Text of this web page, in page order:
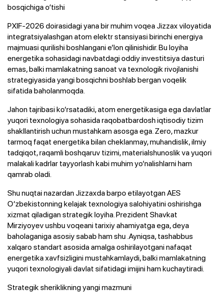
bosqichiga o‘tishi
PXIF-2026 doirasidagi yana bir muhim voqea Jizzax viloyatida
integratsiyalashgan atom elektr stansiyasi birinchi energiya
majmuasi qurilishi boshlangani e’lon qilinishidir. Bu loyiha
energetika sohasidagi navbatdagi oddiy investitsiya dasturi
emas, balki mamlakatning sanoat va texnologik rivojlanishi
strategiyasida yangi bosqichni boshlab bergan voqelik
sifatida baholanmoqda.
Jahon tajribasi ko‘rsatadiki, atom energetikasiga ega davlatlar
yuqori texnologiya sohasida raqobatbardosh iqtisodiy tizim
shakllantirish uchun mustahkam asosga ega. Zero, mazkur
tarmoq faqat energetika bilan cheklanmay, muhandislik, ilmiy
tadqiqot, raqamli boshqaruv tizimi, materialshunoslik va yuqori
malakali kadrlar tayyorlash kabi muhim yo‘nalishlarni ham
qamrab oladi.
Shu nuqtai nazardan Jizzaxda barpo etilayotgan AES
O‘zbekistonning kelajak texnologiya salohiyatini oshirishga
xizmat qiladigan strategik loyiha. Prezident Shavkat
Mirziyoyev ushbu voqeani tarixiy ahamiyatga ega, deya
baholaganiga asosiy sabab ham shu .Ayniqsa, tashabbus
xalqaro standart asosida amalga oshirilayotgani nafaqat
energetika xavfsizligini mustahkamlaydi, balki mamlakatning
yuqori texnologiyali davlat sifatidagi imijini ham kuchaytiradi.
Strategik sheriklikning yangi mazmuni